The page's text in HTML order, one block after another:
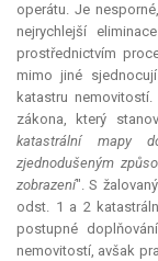
operátu. Je
nejrychlejší
prostřednictvím
mimo jiné
katastru
zákona, který
katastrální mapy
zjednodušeným
zobrazení". S
odst. 1 a 2
postupné
nemovitostí, avšak